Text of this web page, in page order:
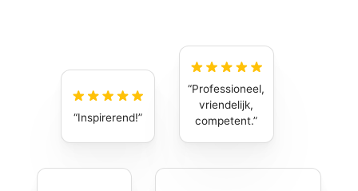
Inspirerend!
Professioneel,
vriendelijk,
competent.